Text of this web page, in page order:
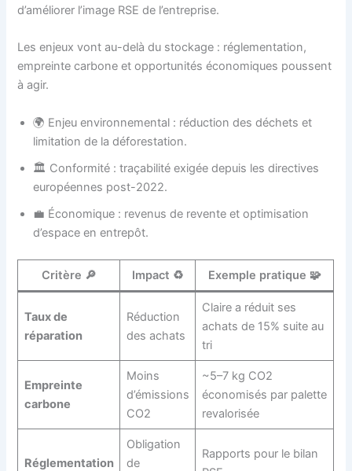
d’améliorer l’image RSE de l’entreprise.
Les enjeux vont au-delà du stockage : réglementation,
empreinte carbone et opportunités économiques poussent
à agir.
🌍 Enjeu environnemental : réduction des déchets et
limitation de la déforestation.
🏛️ Conformité : traçabilité exigée depuis les directives
européennes post-2022.
💼 Économique : revenus de revente et optimisation
d’espace en entrepôt.
Critère 🔎 Impact ♻️ Exemple pratique 🧩
Taux de
réparation
Réduction
des achats
Claire a réduit ses
achats de 15% suite au
tri
Empreinte
carbone
Moins
d’émissions
CO2
~5–7 kg CO2
économisés par palette
revalorisée
Réglementation
Obligation
de
Rapports pour le bilan